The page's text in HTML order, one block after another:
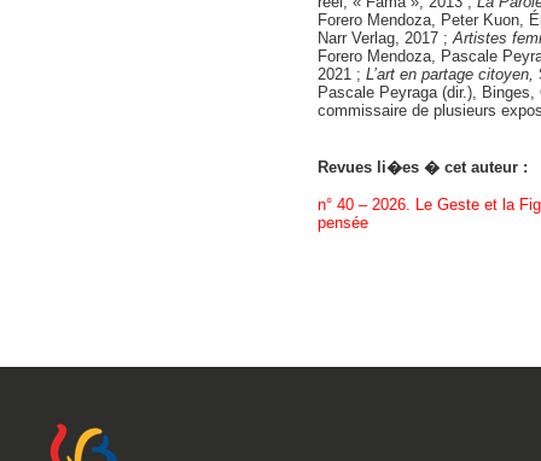
Forero Mendoza, Peter Kuon,
Narr Verlag, 2017 ;Artistes
Forero Mendoza, Pascale
2021 ; L’art en partage citoyen,
Pascale Peyraga (dir.),
commissaire de plusieurs
Revues li�es � cet auteur :
n° 40 – 2026. Le Geste et la
pensée